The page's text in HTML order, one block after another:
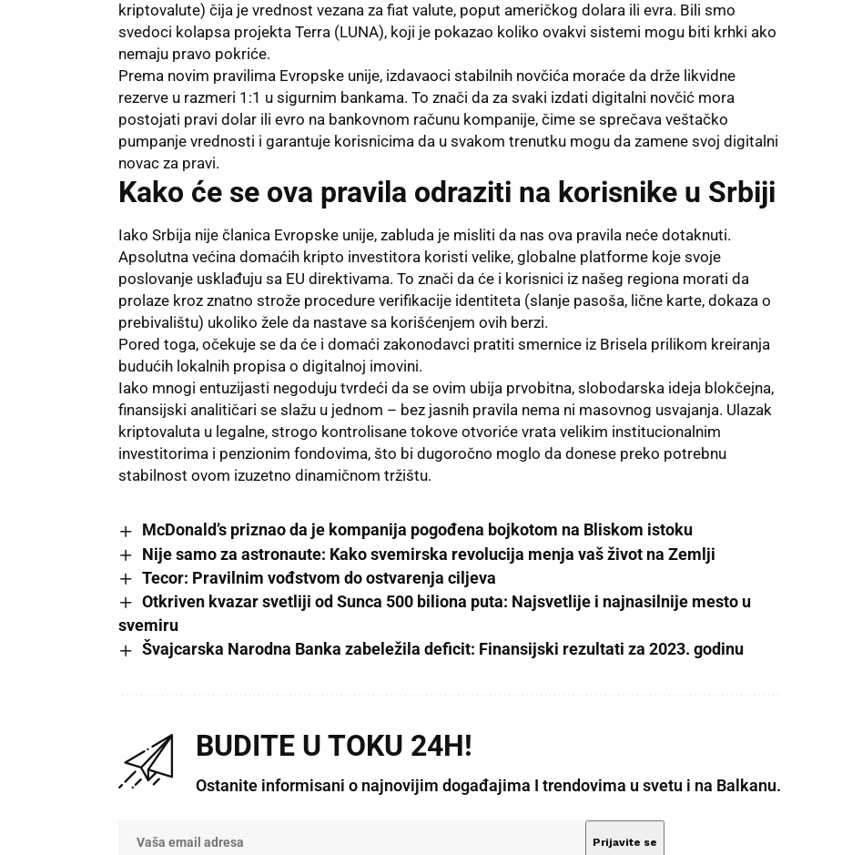
kriptovalute) čija je vrednost vezana za fiat valute, poput američkog dolara ili evra. Bili smo
svedoci kolapsa projekta Terra (LUNA), koji je pokazao koliko ovakvi sistemi mogu biti krhki ako
nemaju pravo pokriće.
Prema novim pravilima Evropske unije, izdavaoci stabilnih novčića moraće da drže likvidne
rezerve u razmeri 1:1 u sigurnim bankama. To znači da za svaki izdati digitalni novčić mora
postojati pravi dolar ili evro na bankovnom računu kompanije, čime se sprečava veštačko
pumpanje vrednosti i garantuje korisnicima da u svakom trenutku mogu da zamene svoj digitalni
novac za pravi.
Kako će se ova pravila odraziti na korisnike u Srbiji
Iako Srbija nije članica Evropske unije, zabluda je misliti da nas ova pravila neće dotaknuti.
Apsolutna većina domaćih kripto investitora koristi velike, globalne platforme koje svoje
poslovanje usklađuju sa EU direktivama. To znači da će i korisnici iz našeg regiona morati da
prolaze kroz znatno strože procedure verifikacije identiteta (slanje pasoša, lične karte, dokaza o
prebivalištu) ukoliko žele da nastave sa korišćenjem ovih berzi.
Pored toga, očekuje se da će i domaći zakonodavci pratiti smernice iz Brisela prilikom kreiranja
budućih lokalnih propisa o digitalnoj imovini.
Iako mnogi entuzijasti negoduju tvrdeći da se ovim ubija prvobitna, slobodarska ideja blokčejna,
finansijski analitičari se slažu u jednom – bez jasnih pravila nema ni masovnog usvajanja. Ulazak
kriptovaluta u legalne, strogo kontrolisane tokove otvoriće vrata velikim institucionalnim
investitorima i penzionim fondovima, što bi dugoročno moglo da donese preko potrebnu
stabilnost ovom izuzetno dinamičnom tržištu.
McDonald’s priznao da je kompanija pogođena bojkotom na Bliskom istoku
Nije samo za astronaute: Kako svemirska revolucija menja vaš život na Zemlji
Tecor: Pravilnim vođstvom do ostvarenja ciljeva
Otkriven kvazar svetliji od Sunca 500 biliona puta: Najsvetlije i najnasilnije mesto u
svemiru
Švajcarska Narodna Banka zabeležila deficit: Finansijski rezultati za 2023. godinu
BUDITE U TOKU 24H!
Ostanite informisani o najnovijim događajima I trendovima u svetu i na Balkanu.